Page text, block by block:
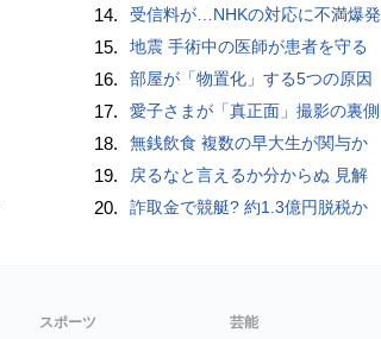
14. 受信料が…NHKの対応に不満爆発
15. 地震 手術中の医師が患者を守る
16. 部屋が「物置化」する5つの原因
17. 愛子さまが「真正面」撮影の裏側
18. 無銭飲食 複数の早大生が関与か
19. 戻るなと言えるか分からぬ 見解
20. 詐取金で競艇? 約1.3億円脱税か
スポーツ 芸能